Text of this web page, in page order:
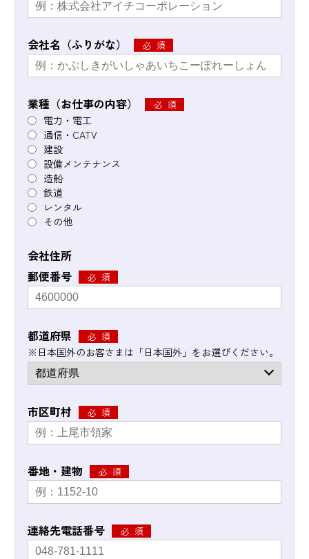
会社名（ふりがな）
業種（お仕事の内容）
電力・電工
通信・CATV
建設
設備メンテナンス
造船
鉄道
レンタル
その他
会社住所
郵便番号
都道府県
※日本国外のお客さまは「日本国外」をお選びください。
市区町村
番地・建物
連絡先電話番号